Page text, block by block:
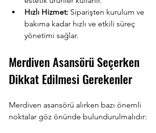
Hızlı Hizmet: Siparişten kurulum ve
bakıma kadar hızlı ve etkili süreç
yönetimi sağlar.
Merdiven Asansörü Seçerken
Dikkat Edilmesi Gerekenler
Merdiven asansörü alırken bazı önemli
noktalar göz önünde bulundurulmalıdır: